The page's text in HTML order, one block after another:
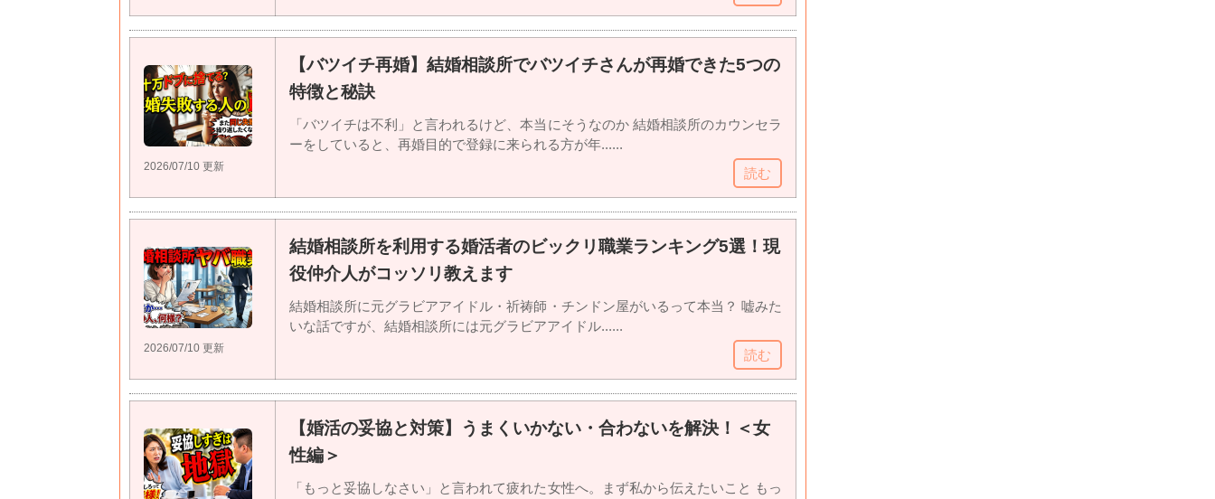
2026/07/10 更新
【バツイチ再婚】結婚相談所でバツイチさんが再婚できた5つの
特徴と秘訣
「バツイチは不利」と言われるけど、本当にそうなのか 結婚相談所のカウンセラ
ーをしていると、再婚目的で登録に来られる方が年......
読む
2026/07/10 更新
結婚相談所を利用する婚活者のビックリ職業ランキング5選！現
役仲介人がコッソリ教えます
結婚相談所に元グラビアアイドル・祈祷師・チンドン屋がいるって本当？ 嘘みた
いな話ですが、結婚相談所には元グラビアアイドル......
読む
【婚活の妥協と対策】うまくいかない・合わないを解決！＜女
性編＞
「もっと妥協しなさい」と言われて疲れた女性へ。まず私から伝えたいこと もっ